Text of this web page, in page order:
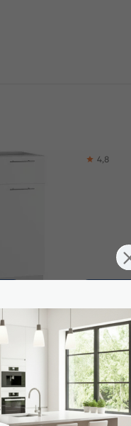
Доставим
Шкаф
дверцей
металлик-
4,8
4 365₽
В